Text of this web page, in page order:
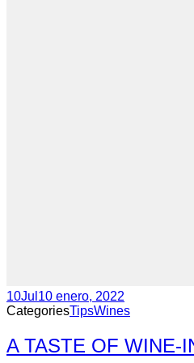
10Jul 10 enero, 2022
CategoriesTipsWines
A TASTE OF WINE-